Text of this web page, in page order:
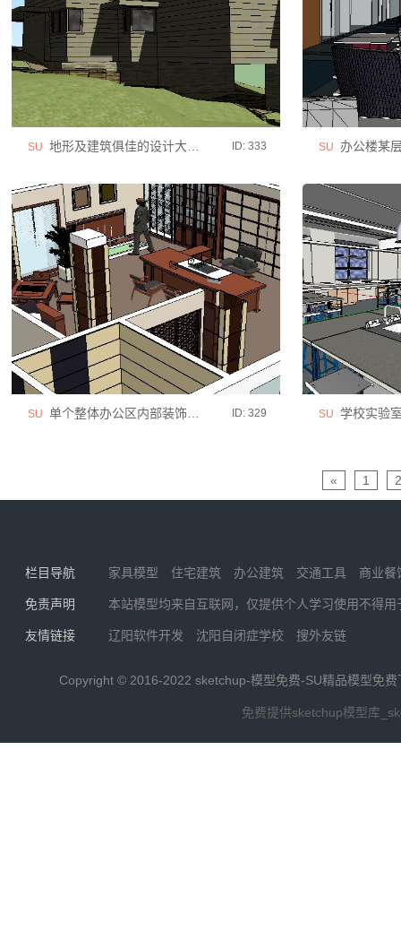
SU 地形及建筑俱佳的设计大师作品 ID: 333 SU 办公楼某层
SU 单个整体办公区内部装饰设计模型 ID: 329 SU 学校实验
« 1 2
栏目导航 家具模型 住宅建筑 办公建筑 交通工具 商业餐
免责声明 本站模型均来自互联网，仅提供个人学习使用不得
友情链接 辽阳软件开发 沈阳自闭症学校 搜外友链
Copyright © 2016-2022 sketchup-模型免费-SU精品模型免
免费提供sketchup模型库